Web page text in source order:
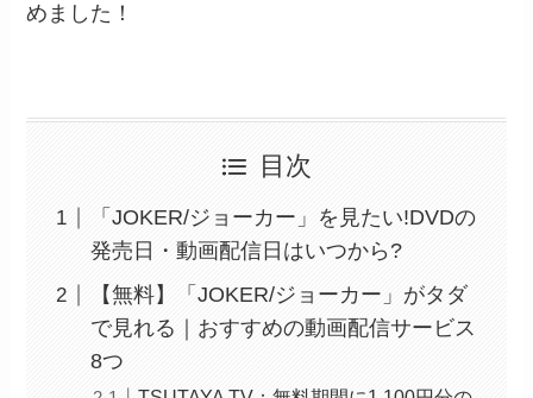
めました！
目次
「JOKER/ジョーカー」を見たい!DVDの
発売日・動画配信日はいつから?
【無料】「JOKER/ジョーカー」がタダ
で見れる｜おすすめの動画配信サービス
8つ